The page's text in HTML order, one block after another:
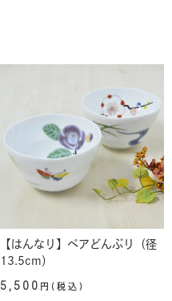
【はんなり】ペアどんぶり（径
13.5cm）
5,500 円(税込)